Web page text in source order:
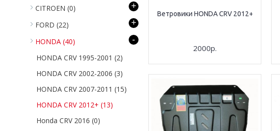
CITROEN (0) +
FORD (22) +
HONDA (40) -
HONDA CRV 1995-2001 (2)
HONDA CRV 2002-2006 (3)
HONDA CRV 2007-2011 (15)
HONDA CRV 2012+ (13)
Honda CRV 2016 (0)
Ветровики HONDA CRV 2012+
2000р.